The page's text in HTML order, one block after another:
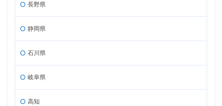
長野県
静岡県
石川県
岐阜県
高知